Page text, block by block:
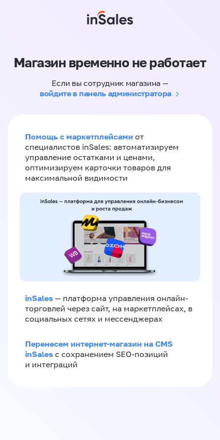
Магазин временно не работает
Если вы сотрудник магазина —
войдите в панель администратора
Помощь с маркетплейсами от
специалистов inSales: автоматизируем
управление остатками и ценами,
оптимизируем карточки товаров для
максимальной видимости
inSales — платформа управления онлайн-
торговлей через сайт, на маркетплейсах, в
социальных сетях и мессенджерах
Перенесем интернет-магазин на CMS
inSales с сохранением SEO-позиций
и интеграций